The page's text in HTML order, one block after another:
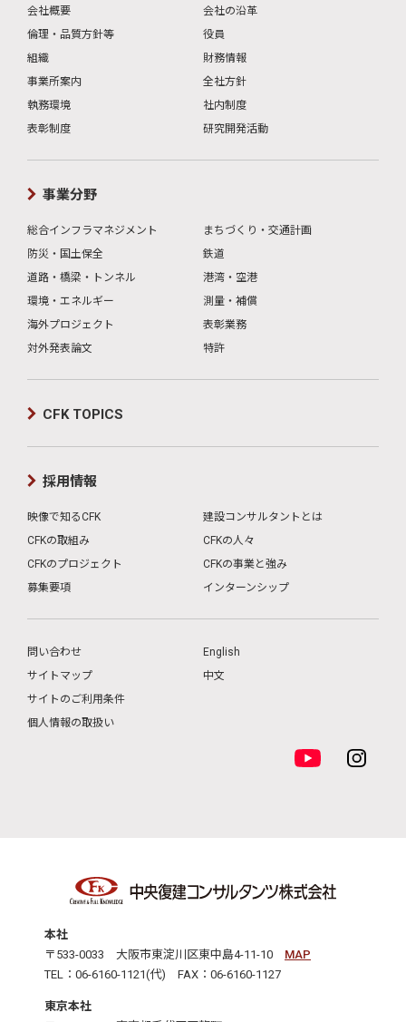
会社概要
会社の沿革
倫理・品質方針等
役員
組織
財務情報
事業所案内
全社方針
執務環境
社内制度
表彰制度
研究開発活動
事業分野
総合インフラマネジメント
まちづくり・交通計画
防災・国土保全
鉄道
道路・橋梁・トンネル
港湾・空港
環境・エネルギー
測量・補償
海外プロジェクト
表彰業務
対外発表論文
特許
CFK TOPICS
採用情報
映像で知るCFK
建設コンサルタントとは
CFKの取組み
CFKの人々
CFKのプロジェクト
CFKの事業と強み
募集要項
インターンシップ
問い合わせ
サイトマップ
サイトのご利用条件
個人情報の取扱い
English
中文
本社
〒533-0033 大阪市東淀川区東中島4-11-10 MAP
TEL：06-6160-1121(代) FAX：06-6160-1127
東京本社